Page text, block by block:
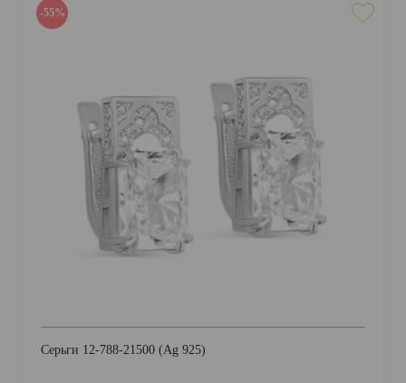
-55%
Серьги 12-788-21500 (Ag 925)